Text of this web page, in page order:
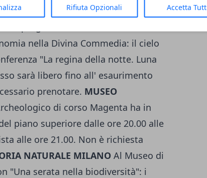
Rifiuta Opzionali Accetta
MILANO
Presso il Civico Planetario
in programma due conferenze: alle
nella Divina Commedia: il cielo
"La regina della notte. Luna
sarà libero fino all' esaurimento
prenotare. MUSEO
di corso Magenta ha in
piano superiore dalle ore 20.00 alle
alle ore 21.00. Non è richiesta
NATURALE MILANO Al Museo di
"Una serata nella biodiversità": i